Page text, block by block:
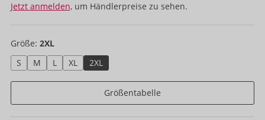
Jetzt anmelden, um Händlerpreise zu sehen.
Größe: 2XL
S
M L XL 2XL
Größentabelle